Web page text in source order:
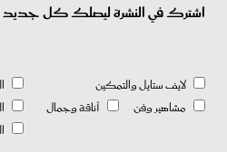
اشترك في النشرة ليصلك كل جديد
لايف ستايل والتمكين
مشاهير وفن
أناقة وجمال